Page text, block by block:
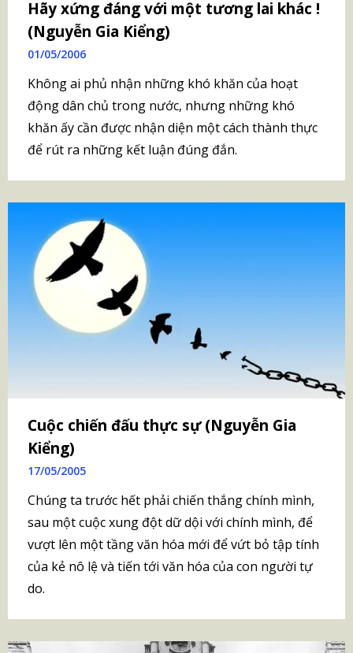
Hãy xứng đáng với một tương lai khác !
(Nguyễn Gia Kiểng)
01/05/2006
Không ai phủ nhận những khó khăn của hoạt
động dân chủ trong nước, nhưng những khó
khăn ấy cần được nhận diện một cách thành thực
để rút ra những kết luận đúng đắn.
Cuộc chiến đấu thực sự (Nguyễn Gia
Kiểng)
17/05/2005
Chúng ta trước hết phải chiến thắng chính mình,
sau một cuộc xung đột dữ dội với chính mình, để
vượt lên một tầng văn hóa mới để vứt bỏ tập tính
của kẻ nô lệ và tiến tới văn hóa của con người tự
do.